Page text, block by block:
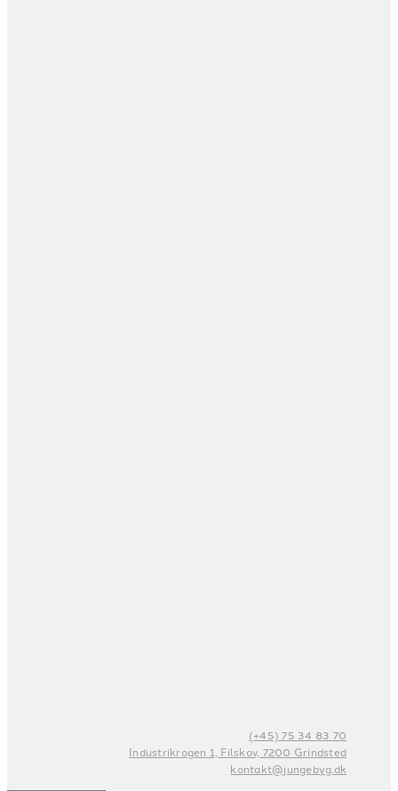
(+45) 75 34 83 70
Industrikrogen 1, Filskov, 7200 Grindsted
kontakt@jungebyg.dk